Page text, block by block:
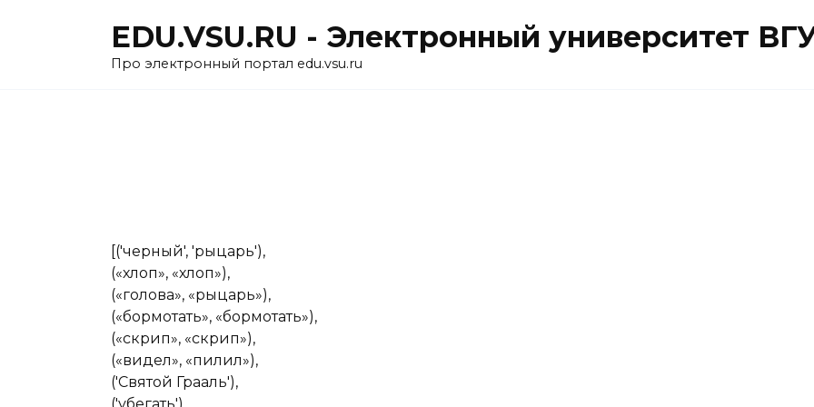
EDU.VSU.RU - Электронный университет
Про электронный портал edu.vsu.ru
[('черный', 'рыцарь'),
(«хлоп», «хлоп»),
(«голова», «рыцарь»),
(«бормотать», «бормотать»),
(«скрип», «скрип»),
(«видел», «пилил»),
('Святой Грааль'),